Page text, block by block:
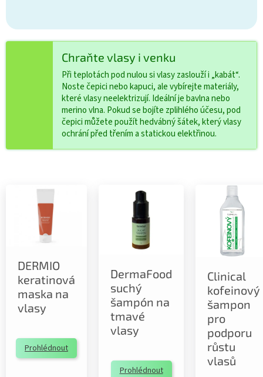
Chraňte vlasy i venku
Při teplotách pod nulou si vlasy zaslouží i „kabát“.
Noste čepici nebo kapuci, ale vybírejte materiály,
které vlasy neelektrizují. Ideální je bavlna nebo
merino vlna. Pokud se bojíte zplihlého účesu, pod
čepici můžete použít hedvábný šátek, který vlasy
ochrání před třením a statickou elektřinou.
DERMIO
keratinová
maska na
vlasy
Prohlédnout
DermaFood
suchý
šampón na
tmavé
vlasy
Prohlédnout
Clinical
kofeinový
šampon
pro
podporu
růstu
vlasů